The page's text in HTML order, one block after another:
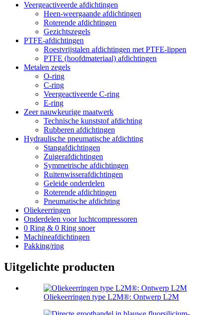
Veergeactiveerde afdichtingen
Heen-weergaande afdichtingen
Roterende afdichtingen
Gezichtszegels
PTFE-afdichtingen
Roestvrijstalen afdichtingen met PTFE-lippen
PTFE (hoofdmateriaal) afdichtingen
Metalen zegels
O-ring
C-ring
Veergeactiveerde C-ring
E-ring
Zeer nauwkeurige maatwerk
Technische kunststof afdichting
Rubberen afdichtingen
Hydraulische pneumatische afdichting
Stangafdichtingen
Zuigerafdichtingen
Symmetrische afdichtingen
Ruitenwisserafdichtingen
Geleide onderdelen
Roterende afdichtingen
Pneumatische afdichting
Oliekeerringen
Onderdelen voor luchtcompressoren
0 Ring & 0 Ring snoer
Machineafdichtingen
Pakking/ring
Uitgelichte producten
Oliekeerringen type L2M®: Ontwerp L2M